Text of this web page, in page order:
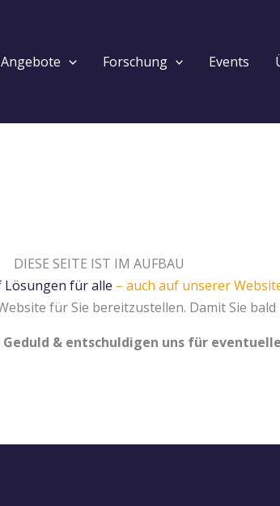
Angebote Forschung Events
DIESE SEITE IST IM AUFBAU
Lösungen für alle – auch auf unserer
für Sie bereitzustellen. Damit Sie bald
& entschuldigen uns für